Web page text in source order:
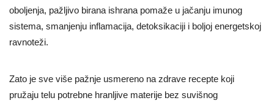
oboljenja, pažljivo birana ishrana pomaže u jačanju imunog
sistema, smanjenju inflamacija, detoksikaciji i boljoj energetskoj
ravnoteži.
Zato je sve više pažnje usmereno na zdrave recepte koji
pružaju telu potrebne hranljive materije bez suvišnog